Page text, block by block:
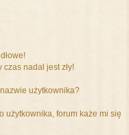
nadal jest zły!
użytkownika?
użytkownika, forum każe mi się